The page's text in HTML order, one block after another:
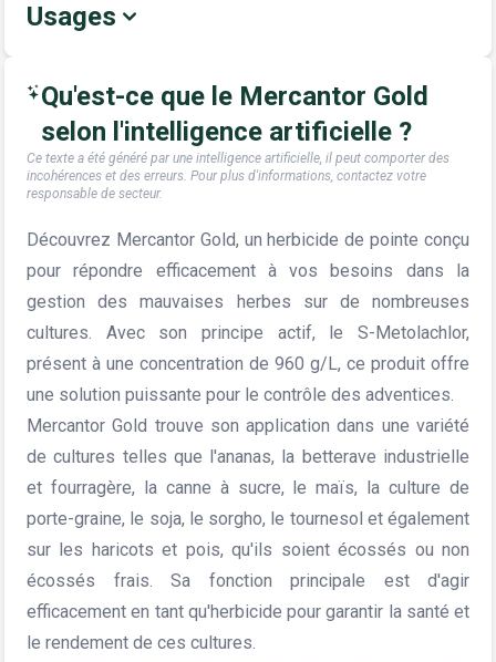
Usages
Qu'est-ce que le Mercantor Gold
selon l'intelligence artificielle ?
Ce texte a été généré par une intelligence artificielle, il peut comporter des
incohérences et des erreurs. Pour plus d'informations, contactez votre
responsable de secteur.
Découvrez Mercantor Gold, un herbicide de pointe conçu
pour répondre efficacement à vos besoins dans la
gestion des mauvaises herbes sur de nombreuses
cultures. Avec son principe actif, le S-Metolachlor,
présent à une concentration de 960 g/L, ce produit offre
une solution puissante pour le contrôle des adventices.
Mercantor Gold trouve son application dans une variété
de cultures telles que l'ananas, la betterave industrielle
et fourragère, la canne à sucre, le maïs, la culture de
porte-graine, le soja, le sorgho, le tournesol et également
sur les haricots et pois, qu'ils soient écossés ou non
écossés frais. Sa fonction principale est d'agir
efficacement en tant qu'herbicide pour garantir la santé et
le rendement de ces cultures.